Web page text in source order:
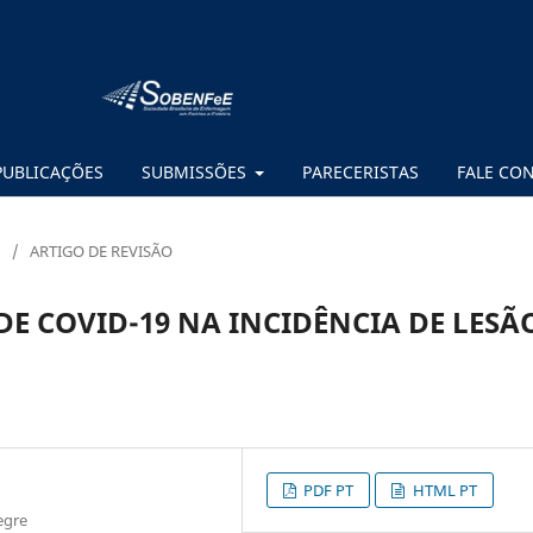
SUBMISSÕES PARECERISTAS FALE
/ ARTIGO DE REVISÃO
COVID-19 NA INCIDÊNCIA DE
PDF PT HTML PT